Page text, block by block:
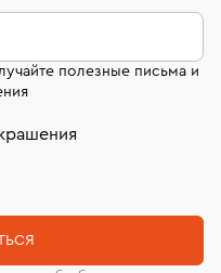
смотрите на
полезные письма и